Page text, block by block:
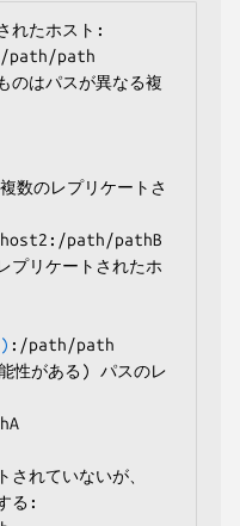
れたホスト:
path/path
のはパスが異なる複
数のレプリケートさ
path/pathB
プリケートされたホ
:/path/path
性がある) パスのレ
されていないが、
る: